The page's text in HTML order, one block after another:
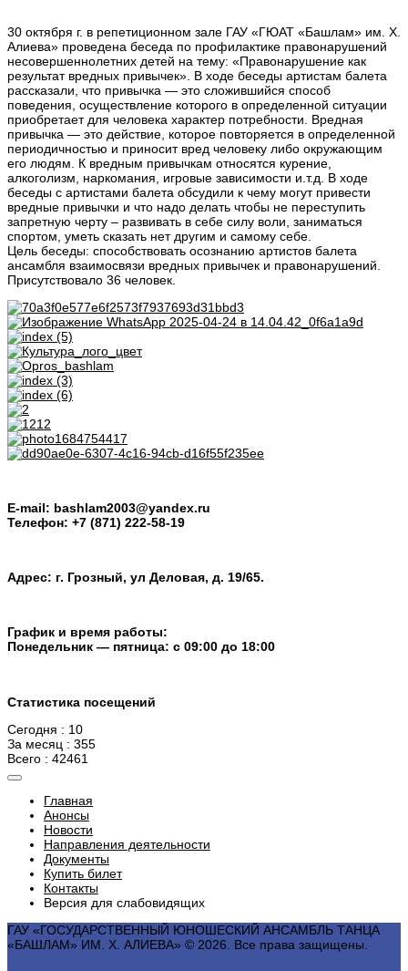
30 октября г. в репетиционном зале ГАУ «ГЮАТ «Башлам» им. Х.
Алиева» проведена беседа по профилактике правонарушений
несовершеннолетних детей на тему: «Правонарушение как
результат вредных привычек». В ходе беседы артистам балета
рассказали, что привычка — это сложившийся способ
поведения, осуществление которого в определенной ситуации
приобретает для человека характер потребности. Вредная
привычка — это действие, которое повторяется в определенной
периодичностью и приносит вред человеку либо окружающим
его людям. К вредным привычкам относятся курение,
алкоголизм, наркомания, игровые зависимости и.т.д. В ходе
беседы с артистами балета обсудили к чему могут привести
вредные привычки и что надо делать чтобы не переступить
запретную черту – развивать в себе силу воли, заниматься
спортом, уметь сказать нет другим и самому себе.
Цель беседы: способствовать осознанию артистов балета
ансамбля взаимосвязи вредных привычек и правонарушений.
Присутствовало 36 человек.
E-mail: bashlam2003@yandex.ru
Телефон: +7 (871) 222-58-19
Адрес: г. Грозный, ул Деловая, д. 19/65.
График и время работы:
Понедельник — пятница: с 09:00 до 18:00
Статистика посещений
Сегодня : 10
За месяц : 355
Всего : 42461
Главная
Анонсы
Новости
Направления деятельности
Документы
Купить билет
Контакты
Версия для слабовидящих
ГАУ «ГОСУДАРСТВЕННЫЙ ЮНОШЕСКИЙ АНСАМБЛЬ ТАНЦА
«БАШЛАМ» ИМ. Х. АЛИЕВА» © 2026. Все права защищены.